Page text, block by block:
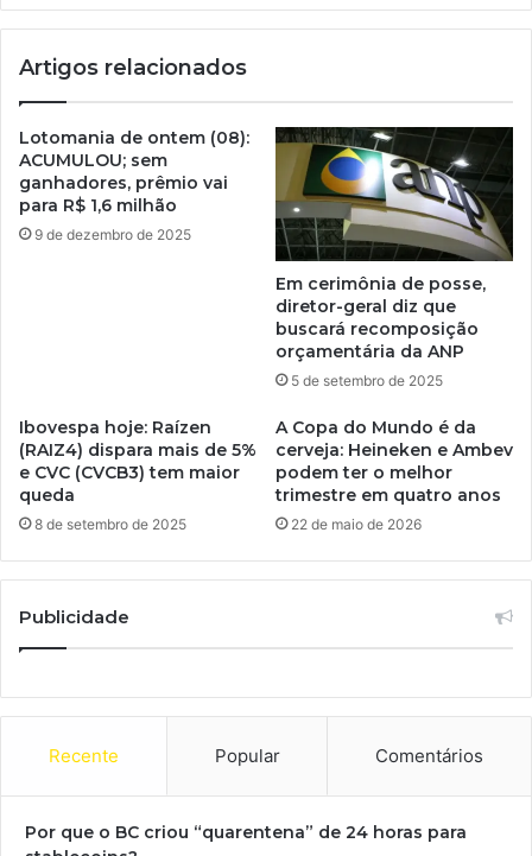
Artigos relacionados
Lotomania de ontem (08):
ACUMULOU; sem
ganhadores, prêmio vai
para R$ 1,6 milhão
9 de dezembro de 2025
Em cerimônia de posse,
diretor-geral diz que
buscará recomposição
orçamentária da ANP
5 de setembro de 2025
Ibovespa hoje: Raízen
(RAIZ4) dispara mais de 5%
e CVC (CVCB3) tem maior
queda
8 de setembro de 2025
A Copa do Mundo é da
cerveja: Heineken e Ambev
podem ter o melhor
trimestre em quatro anos
22 de maio de 2026
Publicidade
Recente Popular Comentários
Por que o BC criou “quarentena” de 24 horas para